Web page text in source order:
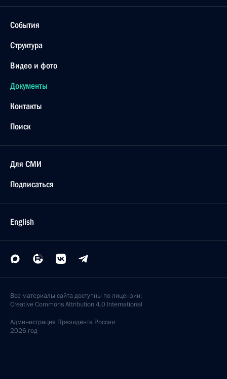
События
Структура
Видео и фото
Документы
Контакты
Поиск
Для СМИ
Подписаться
English
Все материалы сайта доступны по лицензии:
Creative Commons Attribution 4.0 International
Администрация Президента России
2026 год